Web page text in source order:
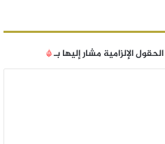
الحقول الإلزامية مشار إليها بـ*